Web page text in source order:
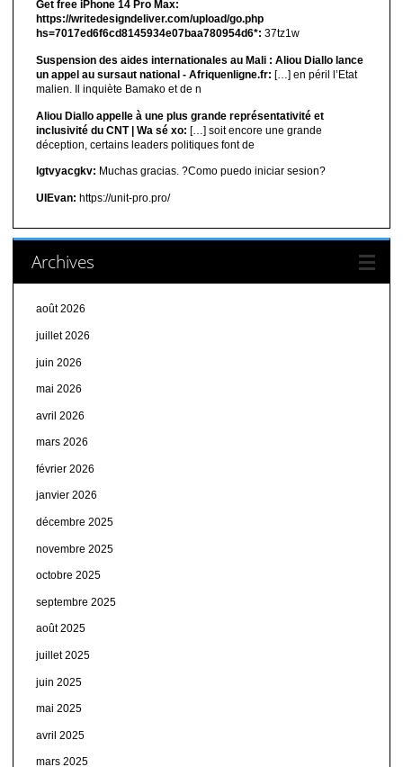
Get free iPhone 14 Pro Max:
https://writedesigndeliver.com/upload/go.php
hs=7017ed6f6cd8145934e07baa780954d6*: 37tz1w
Suspension des aides internationales au Mali : Aliou Diallo lance
un appel au sursaut national - Afriquenligne.fr: […] en péril l’Etat
malien. Il inquiète Bamako et de n
Aliou Diallo appelle à une plus grande représentativité et
inclusivité du CNT | Wa sé xo: […] soit encore une grande
déception, certains leaders politiques font de
lgtvyacgkv: Muchas gracias. ?Como puedo iniciar sesion?
UIEvan: https://unit-pro.pro/
Archives
août 2026
juillet 2026
juin 2026
mai 2026
avril 2026
mars 2026
février 2026
janvier 2026
décembre 2025
novembre 2025
octobre 2025
septembre 2025
août 2025
juillet 2025
juin 2025
mai 2025
avril 2025
mars 2025